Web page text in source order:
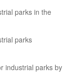
parks in the
parks
industrial parks by